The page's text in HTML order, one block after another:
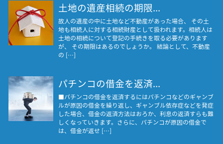
土地の遺産相続の期限...
故人の遺産の中に土地など不動産があった場合、 その土
地も相続人に対する相続財産として扱われます。相続人は
土地の相続について登記の手続きを取る必要があります
が、 その期限はあるのでしょうか。 結論として、不動産
の […]
パチンコの借金を返済...
■パチンコの借金を返済するにはパチンコなどのギャンブ
ルが原因の借金を繰り返し、ギャンブル依存症などを発症
した場合、借金の返済方法はおろか、利息の返済すらも難
しくなっていきます。さらに、パチンコが原因の借金で
は、借金が返せ […]